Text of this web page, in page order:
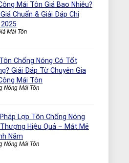
Mái Tôn Giá Bao Nhiêu?
Chuẩn & Giải Đáp Chi
Mái Tôn
Chống Nóng Có Tốt
Giải Đáp Từ Chuyên Gia
Mái Tôn
Nóng Mái Tôn
Lợp Tôn Chống Nóng
Hiệu Quả – Mát Mẻ
Năm
Nóng Mái Tôn